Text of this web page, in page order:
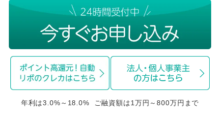
年利は3.0%～18.0% ご融資額は1万円～800万円まで